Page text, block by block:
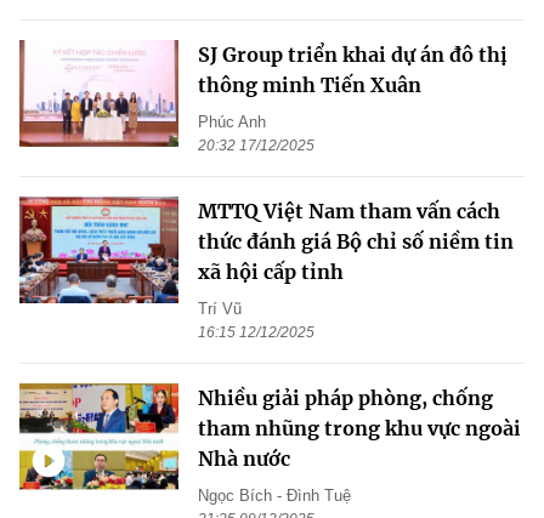
SJ Group triển khai dự án đô thị
thông minh Tiến Xuân
Phúc Anh
20:32 17/12/2025
MTTQ Việt Nam tham vấn cách
thức đánh giá Bộ chỉ số niềm tin
xã hội cấp tỉnh
Trí Vũ
16:15 12/12/2025
Nhiều giải pháp phòng, chống
tham nhũng trong khu vực ngoài
Nhà nước
Ngọc Bích - Đình Tuệ